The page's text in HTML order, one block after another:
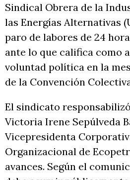
Sindical Obrera de la
las Energías Alternativas
paro de labores de 24
ante lo que califica como
voluntad política en la
de la Convención
El sindicato
Victoria Irene Sepúlveda
Vicepresidenta
Organizacional de
avances. Según el